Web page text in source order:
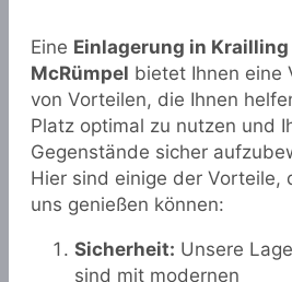
Eine Einlagerung in Krailling
McRümpel bietet Ihnen eine
von Vorteilen, die Ihnen
Platz optimal zu nutzen und
Gegenstände sicher
Hier sind einige der Vorteile,
uns genießen können:
Sicherheit: Unsere
sind mit modernen